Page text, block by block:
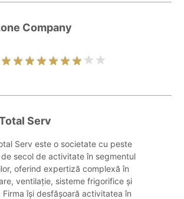
Company
Serv
Serv este o societate cu peste
secol de activitate în segmentul
oferind expertiză complexă în
ventilație, sisteme frigorifice și
Firma își desfășoară activitatea în